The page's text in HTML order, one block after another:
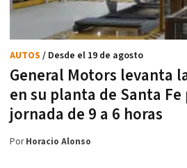
General Motors levanta
en su planta de Santa
jornada de 9 a 6 horas
AUTOS / Desde el 19 de agosto
PorHoracio Alonso